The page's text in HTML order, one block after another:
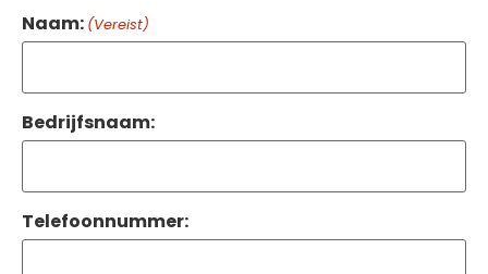
Naam: (Vereist)
Bedrijfsnaam:
Telefoonnummer: